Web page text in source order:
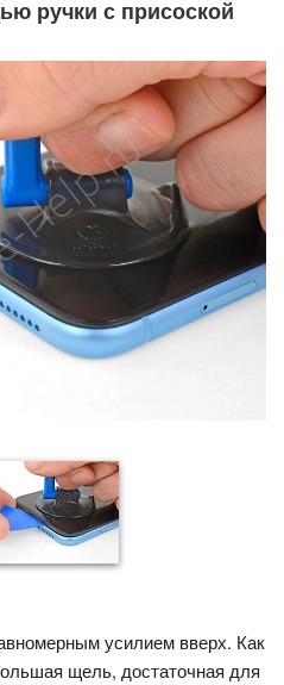
ручки с присоской
усилием вверх. Как
щель, достаточная для